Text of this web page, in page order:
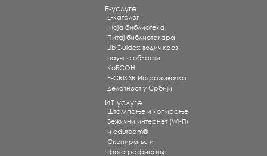
Е-услуге
Е-каталог
Моја библиотека
Питај библиотекара
LibGuides: водич кроз
научне области
КоБСОН
E-CRIS.SR Истраживачка
делатност у Србији
ИТ услуге
Штампање и копирање
Бежични интернет (Wi-Fi)
и eduroam®
Скенирање и
фотографисање